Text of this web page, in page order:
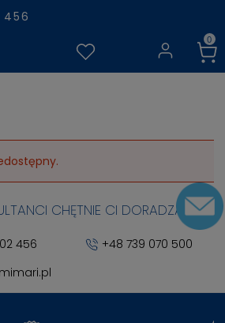
456
CHĘTNIE CI DORADZĄ
456
+48 739 070 500